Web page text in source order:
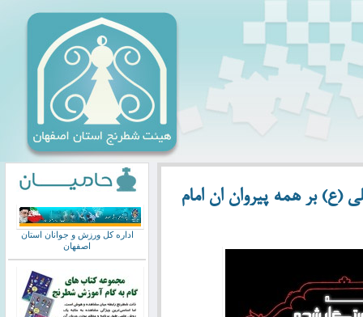
(ع) بر همه پیروان ان امام
اداره کل ورزش و جوانان استان
اصفهان